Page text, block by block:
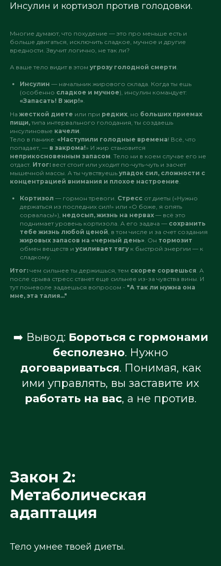
Инсулин и кортизол против голодовки.
Многие думают, что похудение — это про меньше есть и
больше двигаться, исключить сладкое, мучное и другие
вредности. Звучит логично, не так ли?
А ваше тело видит в этом угрозу голодной смерти.
Инсулин — начальник жирового склада. Когда ты ешь
(особенно сладкое и мучное), инсулин командует:
«Запасать! В жир!».
На жесткой диете или при редких, но больших приемах
пищи,типа интервального голодания, ты создаешь
инсулиновые качели.
Тело в панике: «Наступили голодные времена! Всё, что
попадает, — в закрома!» И жир становится
неприкосновенным запасом. Тело ни в коем случае его не
отдаст. Итог: вест стоит или уходит по-чуть-чуть и засчет
мышечной массы. А ты чувствуешь упадок сил, сложности с
концентрацией внимания и плохое настроение.
Кортизол — гормон тревоги. Стресс от диеты («Нужно
держаться из последних сил!» или «О боже, я опять
сорвалась!»), недосып, жизнь на нервах — всё это
поднимает уровень кортизола. А его задача — сохранить
тебе жизнь любой ценой, в том числе и за счет создания
жировых запасов на «черный день». Он тормозит
обмен веществ и усиливает тягу к быстрой энергии — к
сладкому.
Итог: чем сильнее ты держишься, тем скорее сорвешься. А
после срыва стресс станет еще сильнее из-за чувства вины. И
тут поневоле задаешься вопросом - "А так ли нужна она
мне, эта талия..."
➡️ Вывод: Бороться с гормонами
бесполезно. Нужно
договариваться. Понимая, как
ими управлять, вы заставите их
работать на вас, а не против.
Закон 2:
Метаболическая
адаптация
Тело умнее твоей диеты.